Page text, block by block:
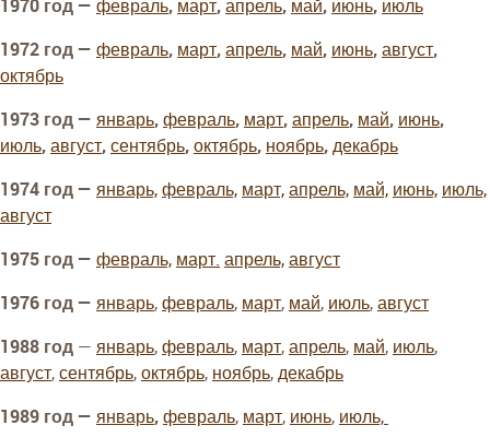
1970 год — февраль, март, апрель, май, июнь, июль
1972 год — февраль, март, апрель, май, июнь, август,
октябрь
1973 год — январь, февраль, март, апрель, май, июнь,
июль, август, сентябрь, октябрь, ноябрь, декабрь
1974 год — январь, февраль, март, апрель, май, июнь, июль,
август
1975 год — февраль, март. апрель, август
1976 год — январь, февраль, март, май, июль, август
1988 год — январь, февраль, март, апрель, май, июль,
август, сентябрь, октябрь, ноябрь, декабрь
1989 год — январь, февраль, март, июнь, июль,